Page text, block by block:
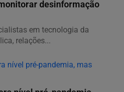
desinformação
em tecnologia da
relações...